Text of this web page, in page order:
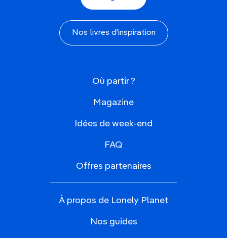
Nos livres d'inspiration
Où partir ?
Magazine
Idées de week-end
FAQ
Offres partenaires
À propos de Lonely Planet
Nos guides